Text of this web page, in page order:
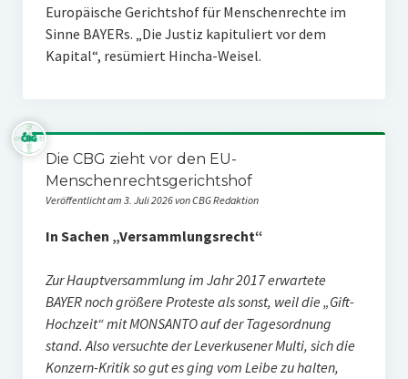
Europäische Gerichtshof für Menschenrechte im
Sinne BAYERs. „Die Justiz kapituliert vor dem
Kapital“, resümiert Hincha-Weisel.
Die CBG zieht vor den EU-
Menschenrechtsgerichtshof
Veröffentlicht am 3. Juli 2026 von CBG Redaktion
In Sachen „Versammlungsrecht“
Zur Hauptversammlung im Jahr 2017 erwartete
BAYER noch größere Proteste als sonst, weil die „Gift-
Hochzeit“ mit MONSANTO auf der Tagesordnung
stand. Also versuchte der Leverkusener Multi, sich die
Konzern-Kritik so gut es ging vom Leibe zu halten,